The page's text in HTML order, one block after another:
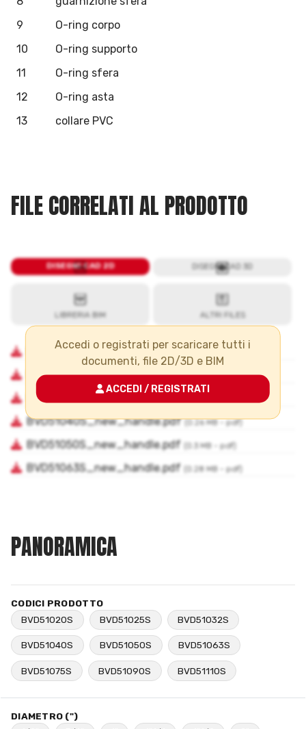
9
O-ring corpo
10
O-ring supporto
11
O-ring sfera
12
O-ring asta
13
collare PVC
FILE CORRELATI AL PRODOTTO
Accedi o registrati per scaricare tutti i
documenti, file 2D/3D e BIM
ACCEDI / REGISTRATI
PANORAMICA
CODICI PRODOTTO
BVD51020S
BVD51025S BVD51032S
BVD51040S BVD51050S BVD51063S
BVD51075S BVD51090S BVD51110S
DIAMETRO (")